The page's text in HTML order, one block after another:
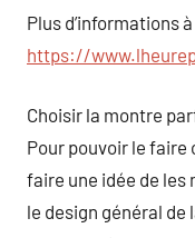
Plus d’informations
https://
Choisir la montre
Pour pouvoir le faire
faire une idée de
le design général de